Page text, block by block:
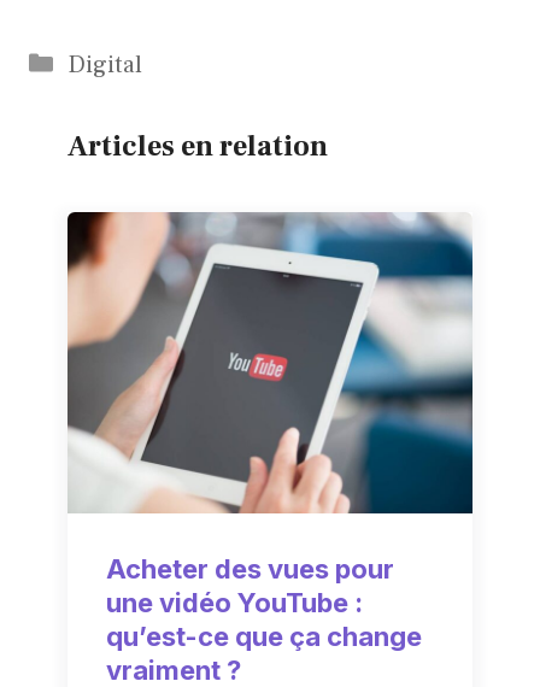
Catégories
Digital
Articles en relation
Acheter des vues pour
une vidéo YouTube :
qu’est-ce que ça change
vraiment ?